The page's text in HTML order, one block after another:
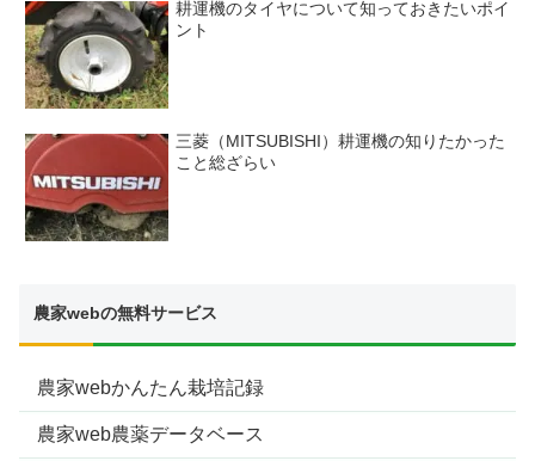
耕運機のタイヤについて知っておきたいポイ
ント
三菱（MITSUBISHI）耕運機の知りたかった
こと総ざらい
農家webの無料サービス
農家webかんたん栽培記録
農家web農薬データベース